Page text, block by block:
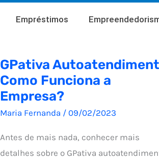
Empréstimos
GPativa
Como Funciona a
Empresa?
Maria Fernanda / 09/02/2023
Antes de mais nada, conhecer mais
detalhes sobre o GPativa